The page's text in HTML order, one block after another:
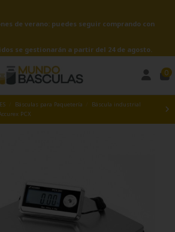
de verano: puedes seguir comprando con
se gestionarán a partir del 24 de agosto.
0
Básculas para Paquetería
Báscula industrial
PCX